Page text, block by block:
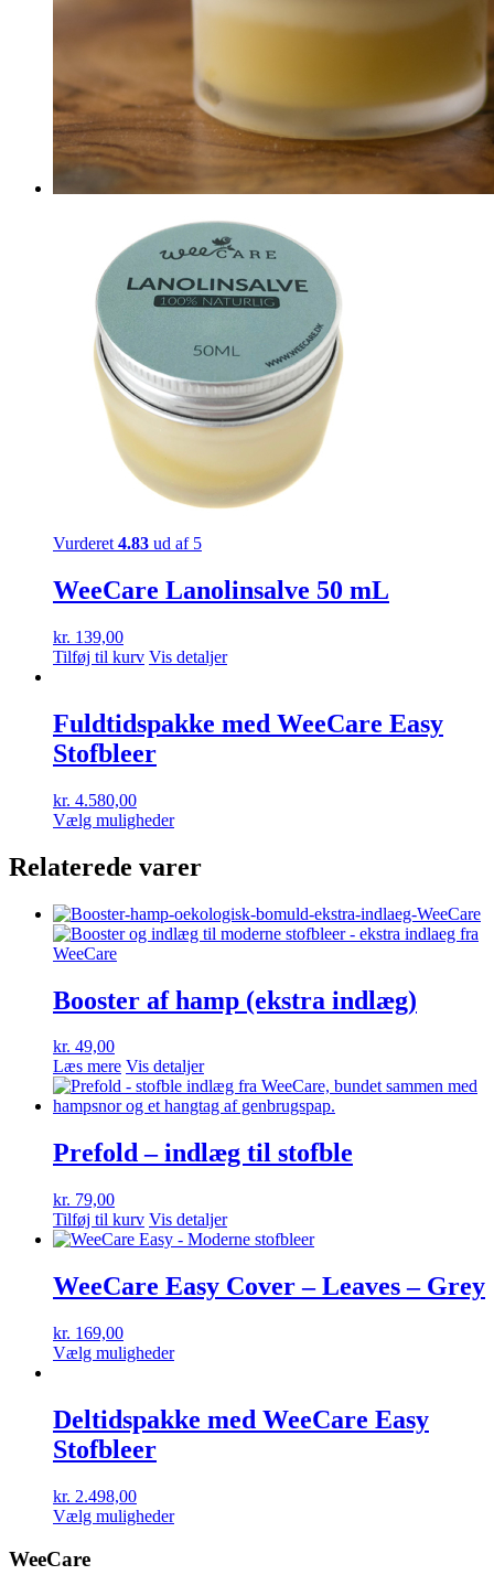
Vurderet 4.83 ud af 5
WeeCare Lanolinsalve 50 mL
kr. 139,00
Tilføj til kurv Vis detaljer
Fuldtidspakke med WeeCare Easy
Stofbleer
kr. 4.580,00
Vælg mulighederDette
flere
Mulighederne
kan
varesiden
Relaterede varer
Booster af hamp (ekstra indlæg)
kr. 49,00
Læs mere Vis detaljer
Prefold – indlæg til stofble
kr. 79,00
Tilføj til kurv Vis detaljer
WeeCare Easy Cover – Leaves – Grey
kr. 169,00
Vælg mulighederDette
flere
varianter.
på
varesiden
Deltidspakke med WeeCare Easy
Stofbleer
kr. 2.498,00
Vælg mulighederDette
WeeCare